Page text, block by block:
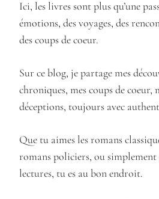
Ici, les livres sont plus qu’une
émotions, des voyages, des
des coups de coeur.
Sur ce blog, je partage mes
chroniques, mes coups de coeur,
déceptions, toujours avec
Que tu aimes les romans
romans policiers, ou
lectures, tu es au bon endroit.